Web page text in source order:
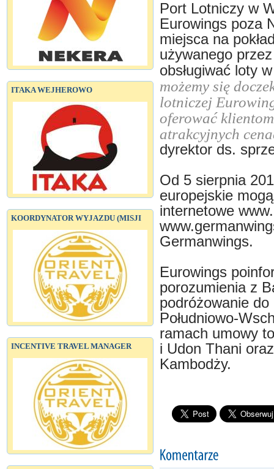
ITAKA WEJHEROWO
KOORDYNATOR WYJAZDU (MISJI
INCENTIVE TRAVEL MANAGER
Port Lotniczy w
Eurowings poza
miejsca na
używanego
obsługiwać loty
możemy się
lotniczej
oferować
atrakcyjnych
dyrektor ds.
Od 5 sierpnia
europejskie
internetowe
Germanwings.
Eurowings
porozumienia z
podróżowanie
Południowo-
ramach umowy
i Udon Thani
Kambodży.